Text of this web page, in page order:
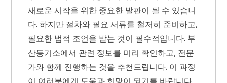
새로운 시작을 위한 중요한 발판이 될 수 있습니
다. 하지만 절차와 필요 서류를 철저히 준비하고,
필요한 법적 조언을 받는 것이 필수적입니다. 부
산등기소에서 관련 정보를 미리 확인하고, 전문
가와 함께 진행하는 것을 추천드립니다. 이 과정